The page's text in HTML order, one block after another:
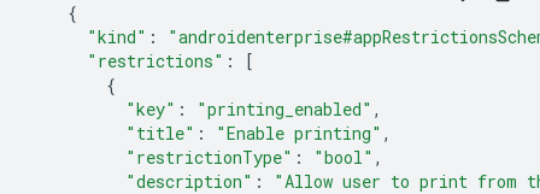
{
"kind" :
"restrictions" :
[
{
"key" : "printing_enabled" ,
"title" : "Enable printing" ,
"restrictionType" : "bool" ,
"description" :
"Allow user to print from